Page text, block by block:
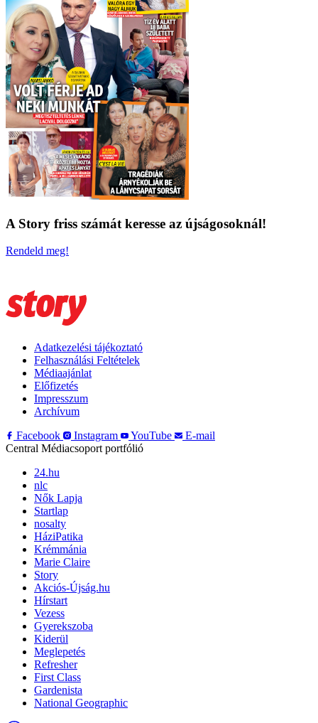
A Story friss számát keresse az újságosoknál!
Rendeld meg!
Adatkezelési tájékoztató
Felhasználási Feltételek
Médiaajánlat
Előfizetés
Impresszum
Archívum
Facebook
Instagram YouTube
E-mail
Central Médiacsoport portfólió
24.hu
nlc
Nők Lapja
Startlap
nosalty
HáziPatika
Krémmánia
Marie Claire
Story
Akciós-Újság.hu
Hírstart
Vezess
Gyerekszoba
Kiderül
Meglepetés
Refresher
First Class
Gardenista
National Geographic